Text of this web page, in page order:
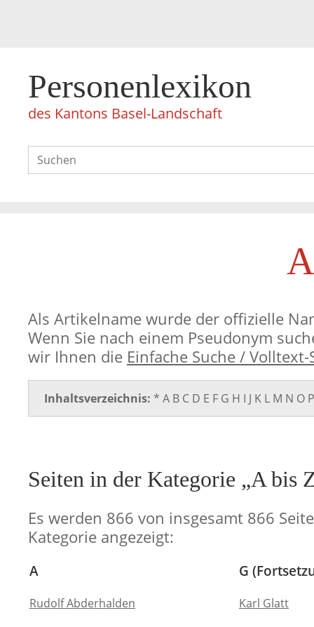
Personenlexikon
des Kantons Basel-Landschaft
Als Artikelname wurde der offizielle
Wenn Sie nach einem Pseudonym
wir Ihnen die Einfache Suche / Volltext-
Inhaltsverzeichnis: * A B C D E F G H I J K L M N O P
Seiten in der Kategorie „A bis
Es werden 866 von insgesamt 866
Kategorie angezeigt:
A
Rudolf Abderhalden
G
Karl Glatt